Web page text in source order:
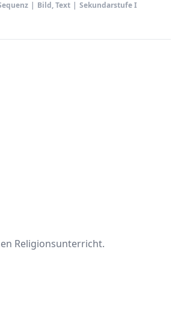
| Bild, Text | Sekundarstufe I
Religionsunterricht.